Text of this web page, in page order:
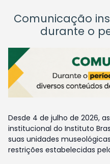
Comunicação
durante o
Desde 4 de julho de 2026,
institucional do Instituto
suas unidades
restrições estabelecidas